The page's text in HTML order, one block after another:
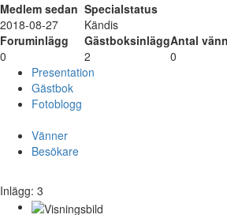
Medlem sedan Specialstatus
2018-08-27
Kändis
Foruminlägg
GästboksinläggAntal
0
2
0
Presentation
Gästbok
Fotoblogg
Vänner
Besökare
Inlägg: 3